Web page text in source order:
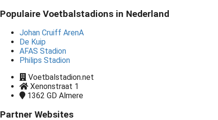
Populaire Voetbalstadions in Nederland
Johan Cruiff ArenA
De Kuip
AFAS Stadion
Philips Stadion
Voetbalstadion.net
Xenonstraat 1
1362 GD Almere
Partner Websites